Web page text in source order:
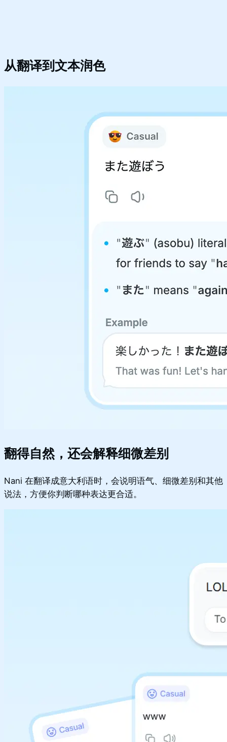
从翻译到文本润色
翻得自然，还会解释细微差别
Nani 在翻译成意大利语时，会说明语气、细微差别和其他
说法，方便你判断哪种表达更合适。